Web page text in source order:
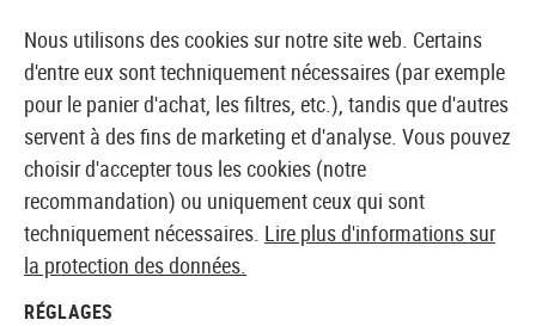
BOUTIQUE ET GROSSISTE EUROPÉEN AIRSOFT
Accueil Tuning et pièces détachées AEG Interne
Madbull
Nous utilisons des cookies sur notre site web. Certains
d'entre eux sont techniquement nécessaires (par exemple
pour le panier d'achat, les filtres, etc.), tandis que d'autres
servent à des fins de marketing et d'analyse. Vous pouvez
choisir d'accepter tous les cookies (notre
recommandation) ou uniquement ceux qui sont
techniquement nécessaires. Lire plus d'informations sur
la protection des données.
RÉGLAGES